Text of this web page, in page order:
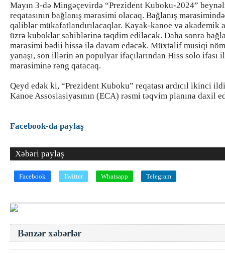
Mayın 3-də Mingəçevirdə “Prezident Kuboku-2024”
reqatasının bağlanış mərasimi olacaq. Bağlanış
qaliblər mükafatlandırılacaqlar. Kayak-kanoe və akademik
üzrə kuboklar sahiblərinə təqdim ediləcək. Daha sonra
mərasimi bədii hissə ilə davam edəcək. Müxtəlif musiqi
yanaşı, son illərin ən populyar ifaçılarından Hiss solo ifası
mərasiminə rəng qatacaq.
Qeyd edək ki, “Prezident Kuboku” reqatası ardıcıl ikinci
Kanoe Assosiasiyasının (ECA) rəsmi təqvim planına daxil
Facebook-da paylaş
Xəbəri paylaş
Facebook Twitter Whatsapp Telegram
Bənzər xəbərlər